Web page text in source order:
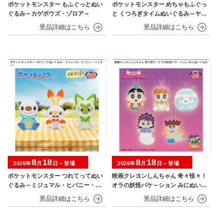
ポケットモンスター もふぐっとぬい
ぐるみ～カゲボウズ・ゾロア～
ポケットモンスター めちゃもふぐっ
と くつろぎタイムぬいぐるみ～ヤド
ポケットモンスター つれてってぬい
ぐるみ～ミジュマル・ヒバニー・ニ
2026年8月 18 日～登場
映画クレヨンしんちゃん 奇々怪々！
オラの妖怪バケ～ション みにぬいぐ
2026年8月 18 日～登場